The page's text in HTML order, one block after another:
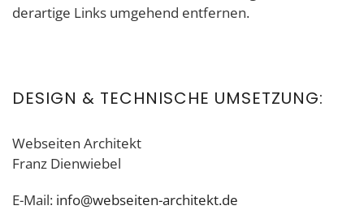
derartige Links umgehend entfernen.
DESIGN & TECHNISCHE UMSETZUNG:
Webseiten Architekt
Franz Dienwiebel
E-Mail: info@webseiten-architekt.de